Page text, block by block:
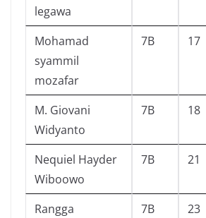
legawa
Mohamad
syammil
mozafar
7B 17
M. Giovani
Widyanto
7B 18
Nequiel Hayder
Wiboowo
7B 21
Rangga
7B 23